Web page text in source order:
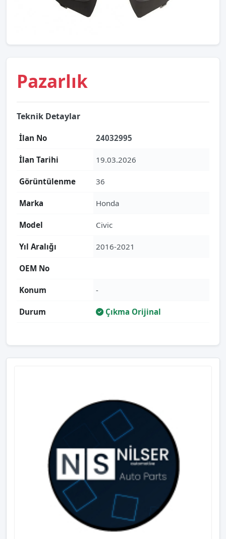
Pazarlık
Teknik Detaylar
İlan No 24032995
İlan Tarihi 19.03.2026
Görüntülenme 36
Marka Honda
Model Civic
Yıl Aralığı 2016-2021
OEM No
Konum -
Durum Çıkma Orijinal